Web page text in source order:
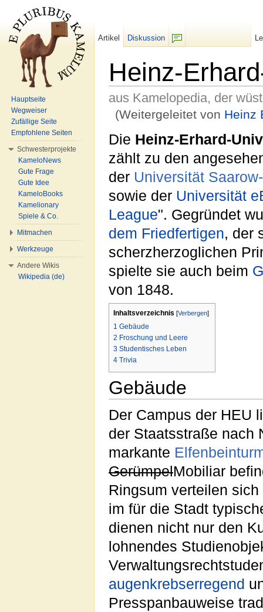
Heinz-
aus Kamelopedia, der
(Weitergeleitet von Heinz
Die Heinz-Erhard-
zählt zu den
der Universität
sowie der Universität
League". Gegründet
dem Friedfertigen, der
scherzherzoglichen
spielte sie auch beim
von 1848.
Inhaltsverzeichnis [Verbergen]
1 Gebäude
2 Froschung und Leere
3 Studentisches Leben
4 Trivia
Gebäude
Der Campus der HEU
der Staatsstraße nach
markante
GerümpelMobiliar
Ringsum verteilen
im für die Stadt
dienen nicht nur den
lohnendes
augenkrebserregend
Presspanbauweise
Artikel
Diskussion
Hauptseite
Wegweiser
Zufällige Seite
Empfohlene Seiten
Schwesterprojekte
KameloNews
Gute Frage
Gute Idee
KameloBooks
Kamelionary
Spiele & Co.
Mitmachen
Werkzeuge
Andere Wikis
Wikipedia (de)